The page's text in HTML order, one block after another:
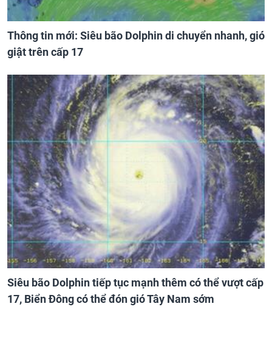
Thông tin mới: Siêu bão Dolphin di chuyển nhanh, gió
giật trên cấp 17
Siêu bão Dolphin tiếp tục mạnh thêm có thể vượt cấp
17, Biển Đông có thể đón gió Tây Nam sớm